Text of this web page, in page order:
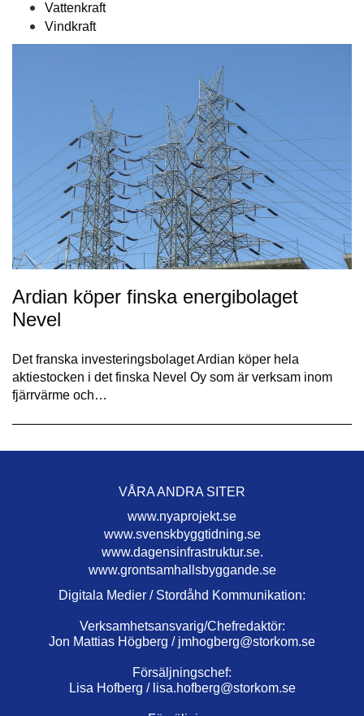
Vattenkraft
Vindkraft
Ardian köper finska energibolaget
Nevel
Det franska investeringsbolaget Ardian köper hela
aktiestocken i det finska Nevel Oy som är verksam inom
fjärrvärme och…
VÅRA ANDRA SITER
www.nyaprojekt.se
www.svenskbyggtidning.se
www.dagensinfrastruktur.se.
www.grontsamhallsbyggande.se
Digitala Medier / Stordåhd Kommunikation:
Verksamhetsansvarig/Chefredaktör:
Jon Mattias Högberg / jmhogberg@storkom.se
Försäljningschef:
Lisa Hofberg / lisa.hofberg@storkom.se